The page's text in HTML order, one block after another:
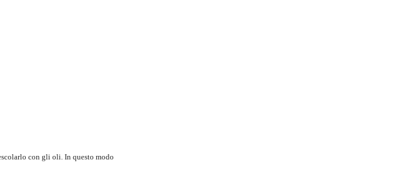
con gli oli. In questo modo